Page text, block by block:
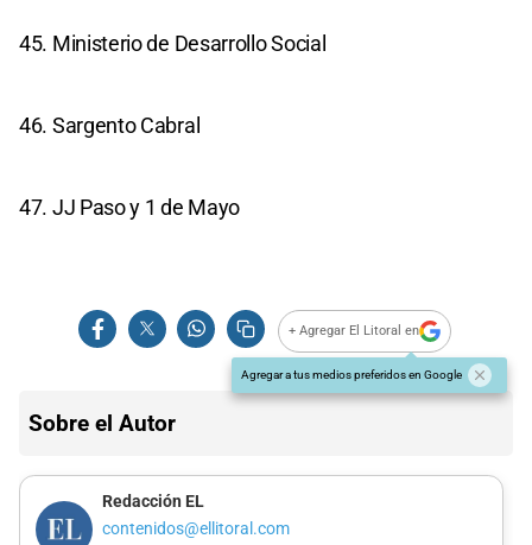
45. Ministerio de Desarrollo Social
46. Sargento Cabral
47. JJ Paso y 1 de Mayo
+ Agregar El Litoral en
Agregar a tus medios preferidos en Google
Sobre el Autor
Redacción EL
contenidos@ellitoral.com